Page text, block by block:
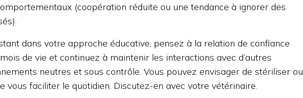
(coopération réduite ou une tendance à ignorer des
dans votre approche éducative, pensez à la relation de confiance
de vie et continuez à maintenir les interactions avec d’autres
neutres et sous contrôle. Vous pouvez envisager de stériliser ou
vous faciliter le quotidien. Discutez-en avec votre vétérinaire.